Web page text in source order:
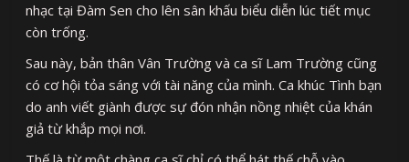
nhạc tại Đàm Sen cho lên sân khấu biểu diễn lúc tiết mục
còn trống.
Sau này, bản thân Vân Trường và ca sĩ Lam Trường cũng
có cơ hội tỏa sáng với tài năng của mình. Ca khúc Tình bạn
do anh viết giành được sự đón nhận nồng nhiệt của khán
giả từ khắp mọi nơi.